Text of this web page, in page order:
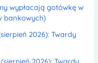
wypłacają gotówkę w
bankowych)
2026): Twardy